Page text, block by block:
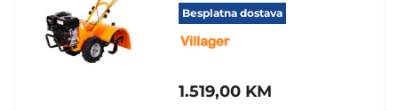
Besplatna dostava
1.519,00 KM